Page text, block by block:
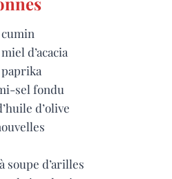
cumin
d’acacia
sel fondu
d’olive
soupe d’arilles